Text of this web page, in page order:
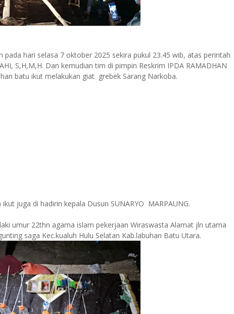
pada hari selasa 7 oktober 2025 sekira pukul 23.45 wib, atas perintah
S,H,M,H. Dan kemudian tim di pimpin Reskrim IPDA RAMADHAN
batu ikut melakukan giat grebek Sarang Narkoba.
juga di hadirin kepala Dusun SUNARYO MARPAUNG.
umur 22thn agama islam pekerjaan Wiraswasta Alamat jln utama
saga Kec.kualuh Hulu Selatan Kab.labuhan Batu Utara.